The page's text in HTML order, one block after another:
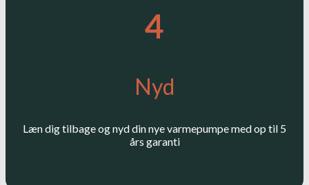
4
Nyd
Læn dig tilbage og nyd din nye varmepumpe med op til 5
års garanti